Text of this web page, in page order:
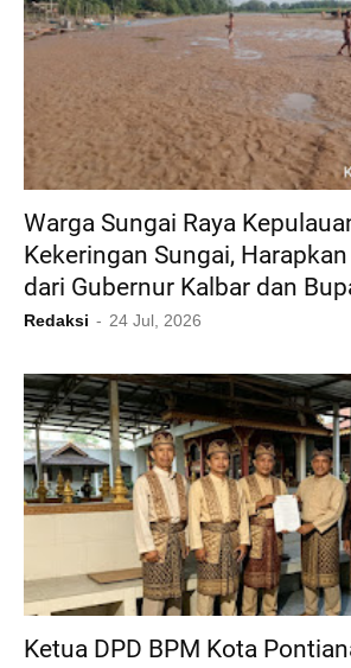
Warga Sungai Raya
Kekeringan Sungai,
dari Gubernur Kalbar dan
Redaksi 24 Jul, 2026
Ketua DPD BPM Kota